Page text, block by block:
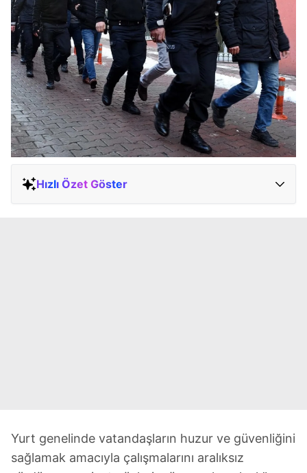
Hızlı Özet Göster
Yurt genelinde vatandaşların huzur ve güvenliğini
sağlamak amacıyla çalışmalarını aralıksız